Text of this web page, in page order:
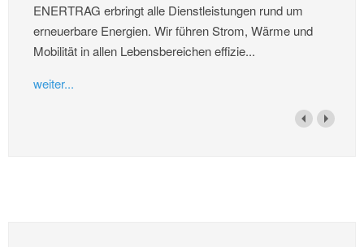
ENERTRAG erbringt alle Dienstleistungen rund um
erneuerbare Energien. Wir führen Strom, Wärme und
Mobilität in allen Lebensbereichen effizie...
weiter...